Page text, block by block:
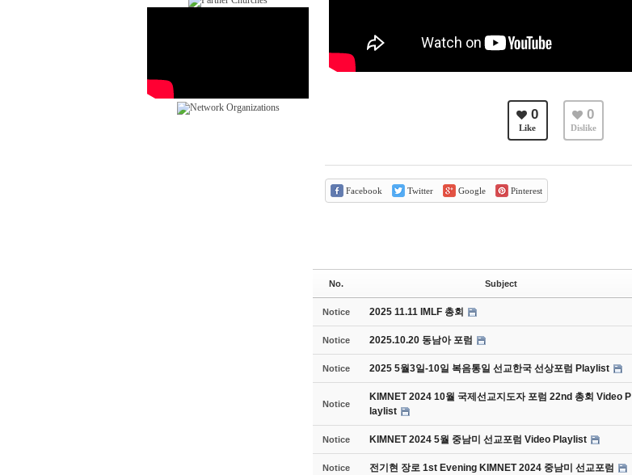
0
Like
0
Dislike
Facebook Twitter Google Pinterest
No. Subject
Notice 2025 11.11 IMLF 총회
Notice 2025.10.20 동남아 포럼
Notice 2025 5월3일-10일 복음통일 선교한국 선상포럼 Playlist
Notice
KIMNET 2024 10월 국제선교지도자 포럼 22nd 총회 Video P
laylist
Notice KIMNET 2024 5월 중남미 선교포럼 Video Playlist
Notice 전기현 장로 1st Evening KIMNET 2024 중남미 선교포럼